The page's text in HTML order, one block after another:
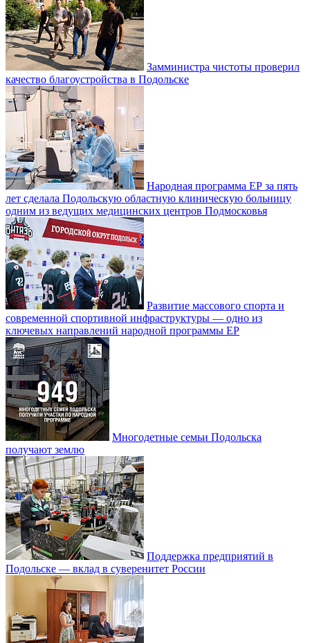
Замминистра чистоты проверил
качество благоустройства в Подольске
Народная программа ЕР за пять
лет сделала Подольскую областную клиническую больницу
одним из ведущих медицинских центров Подмосковья
Развитие массового спорта и
современной спортивной инфраструктуры — одно из
ключевых направлений народной программы ЕР
Многодетные семьи Подольска
получают землю
Поддержка предприятий в
Подольске — вклад в суверенитет России